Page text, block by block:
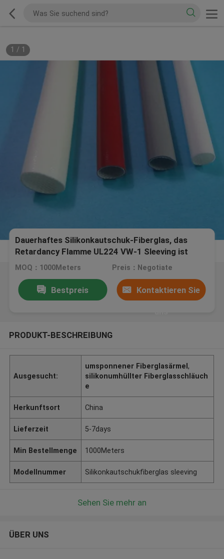
1 / 1
Dauerhaftes Silikonkautschuk-Fiberglas, das
Retardancy Flamme UL224 VW-1 Sleeving ist
MOQ：1000Meters Preis：Negotiate
Bestpreis Kontaktieren Sie
PRODUKT-BESCHREIBUNG
Ausgesucht:
umsponnener Fiberglasärmel,
silikonumhüllter Fiberglasschläuch
e
Herkunftsort China
Lieferzeit 5-7days
Min Bestellmenge 1000Meters
Modellnummer Silikonkautschukfiberglas sleeving
Sehen Sie mehr an
ÜBER UNS